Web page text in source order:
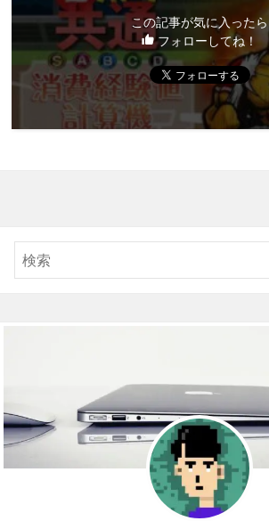
この記事が気に入ったら
フォローしてね！